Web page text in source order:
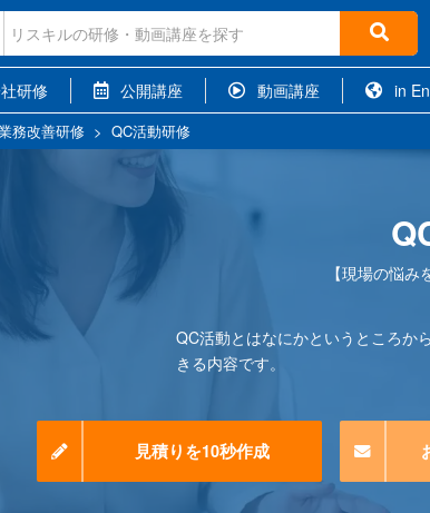
研修 公開講座 動画講座 in
務改善研修 > QC活動研修
【現場の悩み
QC活動とはなにかというところか
きる内容です。
見積りを10秒作成